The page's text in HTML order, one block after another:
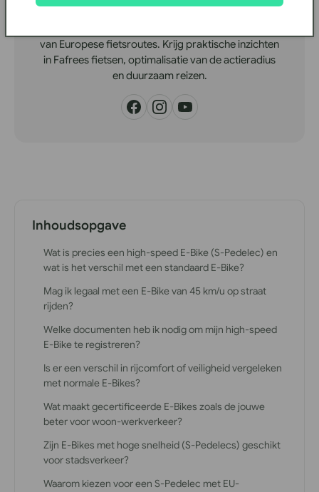
Inhoudsopgave
Wat is precies een high-speed E-Bike (S-Pedelec) en
wat is het verschil met een standaard E-Bike?
Mag ik legaal met een E-Bike van 45 km/u op straat
rijden?
Welke documenten heb ik nodig om mijn high-speed
E-Bike te registreren?
Is er een verschil in rijcomfort of veiligheid vergeleken
met normale E-Bikes?
Wat maakt gecertificeerde E-Bikes zoals de jouwe
beter voor woon-werkverkeer?
Zijn E-Bikes met hoge snelheid (S-Pedelecs) geschikt
voor stadsverkeer?
Waarom kiezen voor een S-Pedelec met EU-
van Europese fietsroutes. Krijg praktische inzichten
in Fafrees fietsen, optimalisatie van de actieradius
en duurzaam reizen.